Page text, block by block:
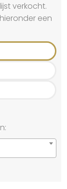
verkocht.
een